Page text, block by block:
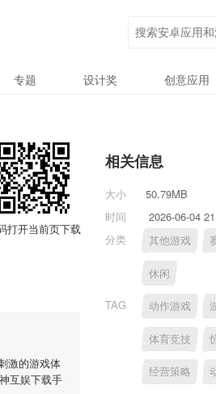
专题 设计奖 创意应用
打开当前页下载
激的游戏体
互娱下载手
相关信息
大小
50.79MB
时间
2026-06-04
分类
其他游戏
休闲
TAG 动作游戏
体育竞技
经营策略